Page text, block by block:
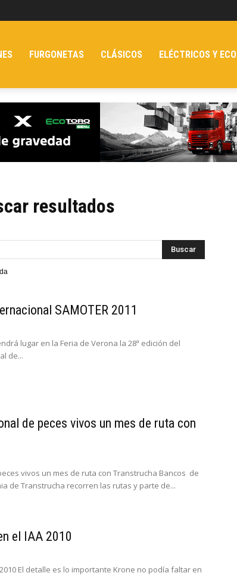
FURGONETAS CLÁSICOS ELÉCTRICOS Y ECO
resultados
SAMOTER 2011
lugar en la Feria de Verona la 28ª edición del
de...
de peces vivos un mes de ruta con
vivos un mes de ruta con Transtrucha Bancos de
de Transtrucha recorren las rutas y parte de...
el IAA 2010
El detalle es lo importante Krone no podía faltar en